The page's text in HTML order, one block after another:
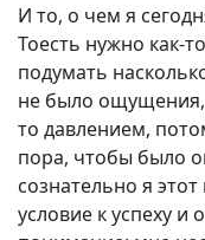
И то, о чем я
Тоесть нужно как-
подумать
не было ощущения,
то давлением,
пора, чтобы было
сознательно я
условие к успеху